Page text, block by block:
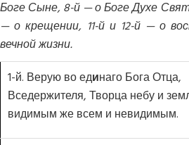
Боге Сыне, 8-й — о Боге Духе
— о крещении, 11-й и 12-й — о
вечной жизни.
1-й. Верую во единаго Бога Отца,
Вседержителя, Творца небу и
видимым же всем и невидимым.